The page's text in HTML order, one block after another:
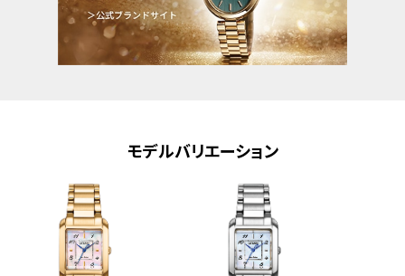
モデルバリエーション